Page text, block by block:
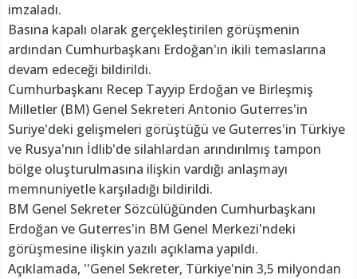
imzaladı.
Basına kapalı olarak gerçekleştirilen görüşmenin
ardından Cumhurbaşkanı Erdoğan'ın ikili temaslarına
devam edeceği bildirildi.
Cumhurbaşkanı Recep Tayyip Erdoğan ve Birleşmiş
Milletler (BM) Genel Sekreteri Antonio Guterres'in
Suriye'deki gelişmeleri görüştüğü ve Guterres'in Türkiye
ve Rusya'nın İdlib'de silahlardan arındırılmış tampon
bölge oluşturulmasına ilişkin vardığı anlaşmayı
memnuniyetle karşıladığı bildirildi.
BM Genel Sekreter Sözcülüğünden Cumhurbaşkanı
Erdoğan ve Guterres'in BM Genel Merkezi'ndeki
görüşmesine ilişkin yazılı açıklama yapıldı.
Açıklamada, ''Genel Sekreter, Türkiye'nin 3,5 milyondan